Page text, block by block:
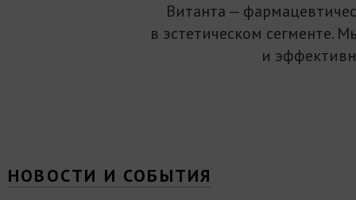
Витанта —
в эстетическом сегменте.
и
НОВОСТИ И СОБЫТИЯ